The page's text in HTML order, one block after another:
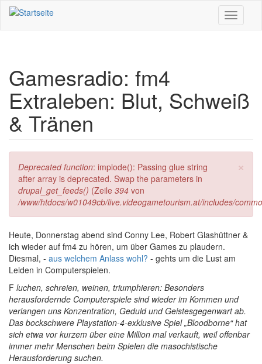
Direkt zum Inhalt
Toggle
Gamesradio: fm4
Extraleben: Blut, Schweiß
& Tränen
×
Fehlermeldung
Deprecated function: implode(): Passing glue string
after array is deprecated. Swap the parameters in
drupal_get_feeds() (Zeile 394 von
/www/htdocs/w01049cb/live.videogametourism.at/includes/
Heute, Donnerstag abend sind Conny Lee, Robert Glashüttner &
ich wieder auf fm4 zu hören, um über Games zu plaudern.
Diesmal, - aus welchem Anlass wohl? - gehts um die Lust am
Leiden in Computerspielen.
F luchen, schreien, weinen, triumphieren: Besonders
herausfordernde Computerspiele sind wieder im Kommen und
verlangen uns Konzentration, Geduld und Geistesgegenwart ab.
Das bockschwere Playstation-4-exklusive Spiel „Bloodborne“ hat
sich etwa vor kurzem über eine Million mal verkauft, weil offenbar
immer mehr Menschen beim Spielen die masochistische
Herausforderung suchen.